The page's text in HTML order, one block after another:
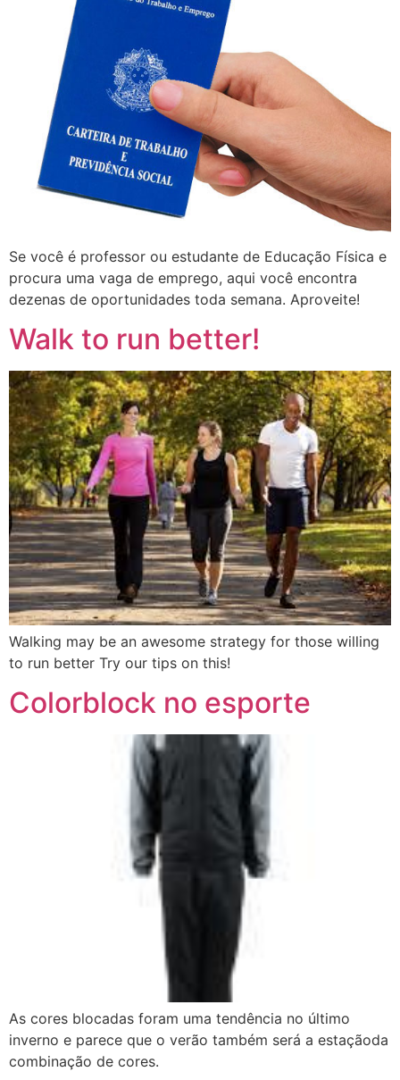
Se você é professor ou estudante de Educação Física e
procura uma vaga de emprego, aqui você encontra
dezenas de oportunidades toda semana. Aproveite!
Walk to run better!
Walking may be an awesome strategy for those willing
to run better Try our tips on this!
Colorblock no esporte
As cores blocadas foram uma tendência no último
inverno e parece que o verão também será a estaçãoda
combinação de cores.